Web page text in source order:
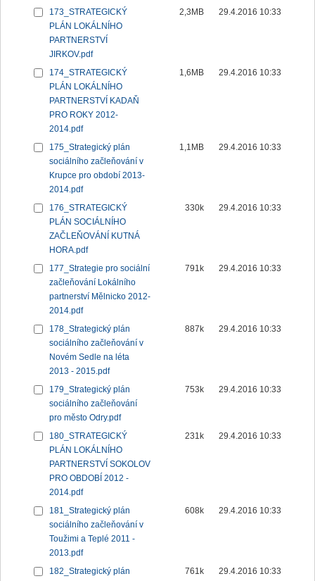
173_STRATEGICKÝ
PLÁN LOKÁLNÍHO
PARTNERSTVÍ
JIRKOV.pdf
2,3MB 29.4.2016 10:33
174_STRATEGICKÝ
PLÁN LOKÁLNÍHO
PARTNERSTVÍ KADAŇ
PRO ROKY 2012-
2014.pdf
1,6MB 29.4.2016 10:33
175_Strategický plán
sociálního začleňování v
Krupce pro období 2013-
2014.pdf
1,1MB 29.4.2016 10:33
176_STRATEGICKÝ
PLÁN SOCIÁLNÍHO
ZAČLEŇOVÁNÍ KUTNÁ
HORA.pdf
330k 29.4.2016 10:33
177_Strategie pro sociální
začleňování Lokálního
partnerství Mělnicko 2012-
2014.pdf
791k 29.4.2016 10:33
178_Strategický plán
sociálního začleňování v
Novém Sedle na léta
2013 - 2015.pdf
887k 29.4.2016 10:33
179_Strategický plán
sociálního začleňování
pro město Odry.pdf
753k 29.4.2016 10:33
180_STRATEGICKÝ
PLÁN LOKÁLNÍHO
PARTNERSTVÍ SOKOLOV
PRO OBDOBÍ 2012 -
2014.pdf
231k 29.4.2016 10:33
181_Strategický plán
sociálního začleňování v
Toužimi a Teplé 2011 -
2013.pdf
608k 29.4.2016 10:33
182_Strategický plán
761k 29.4.2016 10:33